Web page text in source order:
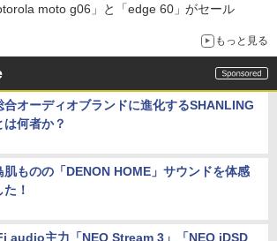
moto g06」と「edge 60」がセール
もっと見る
合オーディオブランドに進化するSHANLING
は何者か？
肌ものの「DENON HOME」サウンドを体感
た！
audio主力「NEO Stream 3」「NEO iDSD